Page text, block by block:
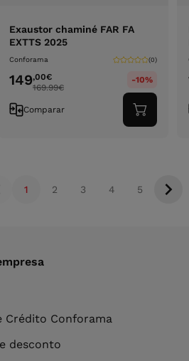
Exaustor chaminé FAR FA
EXTTS 2025
Conforama (0)
149,00€
169.99€
-10%
Comparar
ao
1 2 3 4 5
Crédito Conforama
desconto